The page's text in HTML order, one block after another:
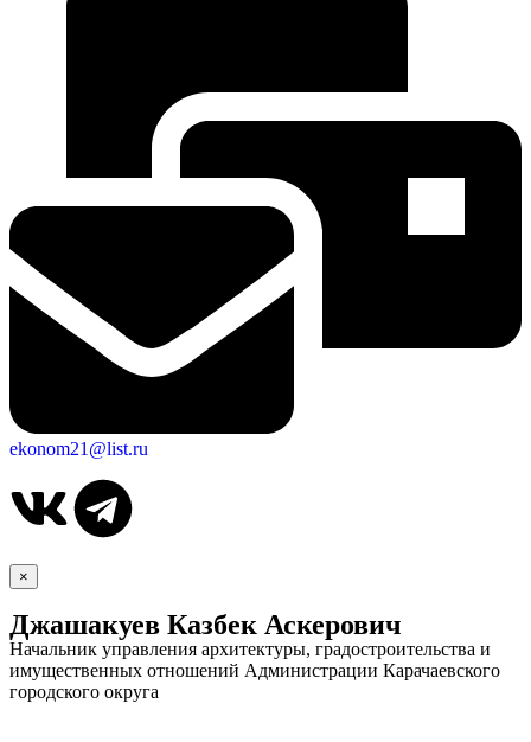
ekonom21@list.ru
×
Джашакуев Казбек Аскерович
Начальник управления архитектуры, градостроительства и
имущественных отношений Администрации Карачаевского
городского округа